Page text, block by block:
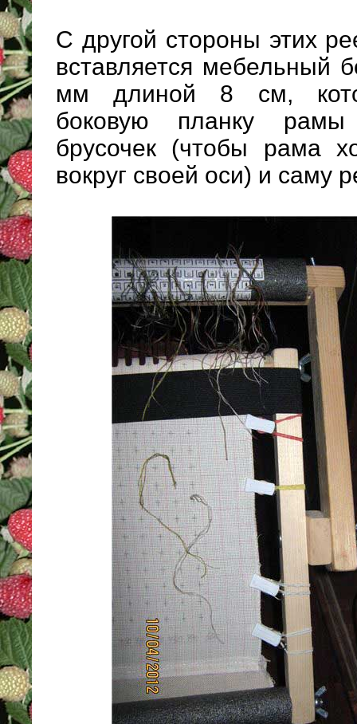
С другой стороны этих
вставляется мебельный
мм длиной 8 см,
боковую планку
брусочек (чтобы рама
вокруг своей оси) и саму